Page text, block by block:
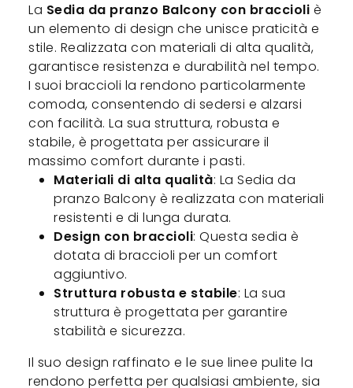
La Sedia da pranzo Balcony con braccioli è
un elemento di design che unisce praticità e
stile. Realizzata con materiali di alta qualità,
garantisce resistenza e durabilità nel tempo.
I suoi braccioli la rendono particolarmente
comoda, consentendo di sedersi e alzarsi
con facilità. La sua struttura, robusta e
stabile, è progettata per assicurare il
massimo comfort durante i pasti.
Materiali di alta qualità: La Sedia da
pranzo Balcony è realizzata con materiali
resistenti e di lunga durata.
Design con braccioli: Questa sedia è
dotata di braccioli per un comfort
aggiuntivo.
Struttura robusta e stabile: La sua
struttura è progettata per garantire
stabilità e sicurezza.
Il suo design raffinato e le sue linee pulite la
rendono perfetta per qualsiasi ambiente, sia